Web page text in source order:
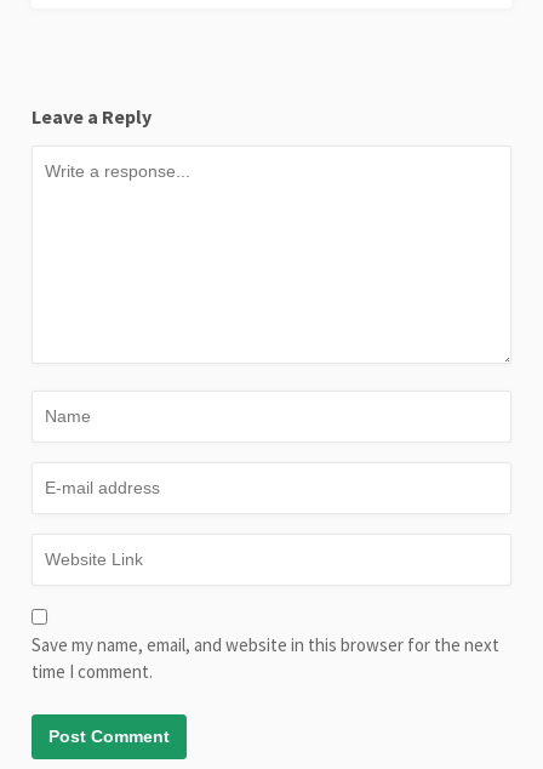
Leave a Reply
Save my name, email, and website in this browser for the next
time I comment.